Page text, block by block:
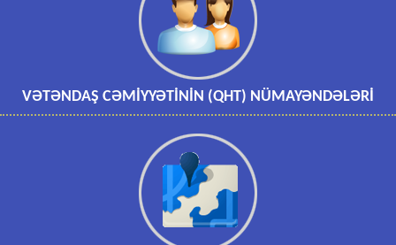
VƏTƏNDAŞ CƏMİYYƏTİNİN (QHT) NÜMAYƏNDƏLƏRİ